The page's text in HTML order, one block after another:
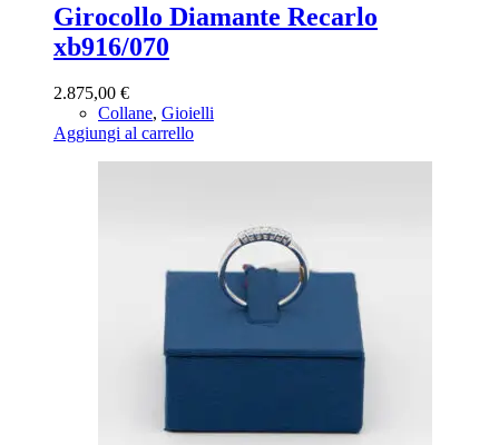
Girocollo Diamante Recarlo
xb916/070
2.875,00 €
Collane, Gioielli
Aggiungi al carrello